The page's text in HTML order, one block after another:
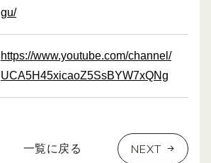
gu/
https://www.youtube.com/channel/
UCA5H45xicaoZ5SsBYW7xQNg
一覧に戻る NEXT